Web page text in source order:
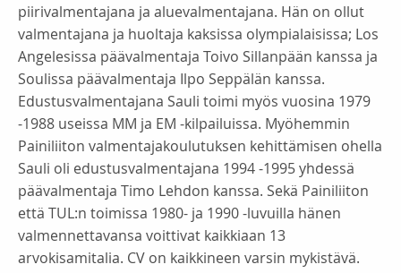
piirivalmentajana ja aluevalmentajana. Hän on ollut
valmentajana ja huoltaja kaksissa olympialaisissa; Los
Angelesissa päävalmentaja Toivo Sillanpään kanssa ja
Soulissa päävalmentaja Ilpo Seppälän kanssa.
Edustusvalmentajana Sauli toimi myös vuosina 1979
-1988 useissa MM ja EM -kilpailuissa. Myöhemmin
Painiliiton valmentajakoulutuksen kehittämisen ohella
Sauli oli edustusvalmentajana 1994 -1995 yhdessä
päävalmentaja Timo Lehdon kanssa. Sekä Painiliiton
että TUL:n toimissa 1980- ja 1990 -luvuilla hänen
valmennettavansa voittivat kaikkiaan 13
arvokisamitalia. CV on kaikkineen varsin mykistävä.